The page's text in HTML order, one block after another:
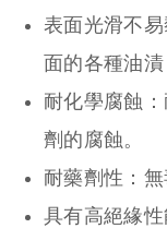
表面光滑不
面的各種油
耐化學腐蝕
劑的腐蝕。
耐藥劑性：
具有高絕緣性